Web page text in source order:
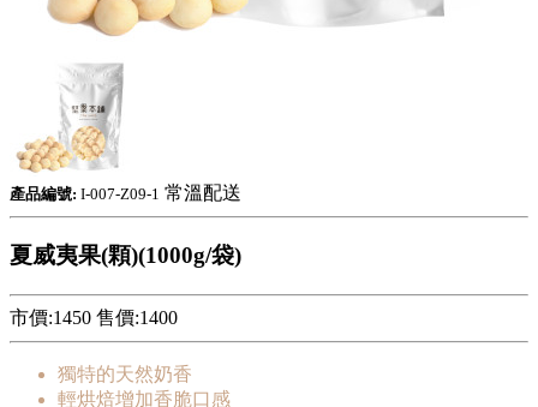
產品編號: I-007-Z09-1 常溫配送
夏威夷果(顆)(1000g/袋)
市價:1450 售價:1400
獨特的天然奶香
輕烘焙增加香脆口感